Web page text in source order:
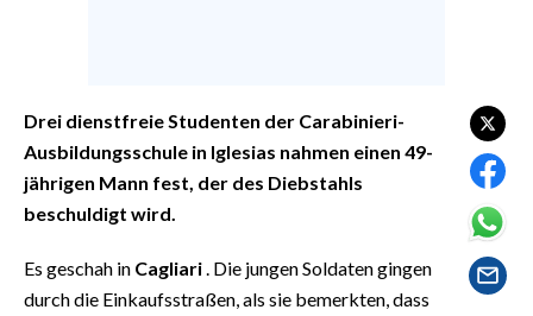
INSULARITÀ
FOTO
INFO AZIENDE
Drei dienstfreie Studenten der Carabinieri-
Ausbildungsschule in Iglesias nahmen einen 49-
jährigen Mann fest, der des Diebstahls
beschuldigt wird.
Es geschah in Cagliari . Die jungen Soldaten gingen
durch die Einkaufsstraßen, als sie bemerkten, dass